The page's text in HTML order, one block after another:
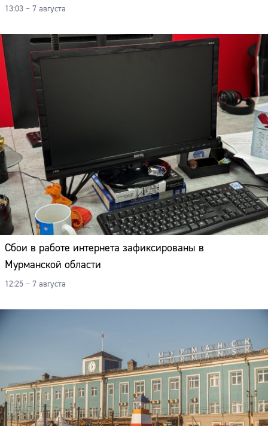
13:03 – 7 августа
Сбои в работе интернета зафиксированы в
Мурманской области
12:25 – 7 августа